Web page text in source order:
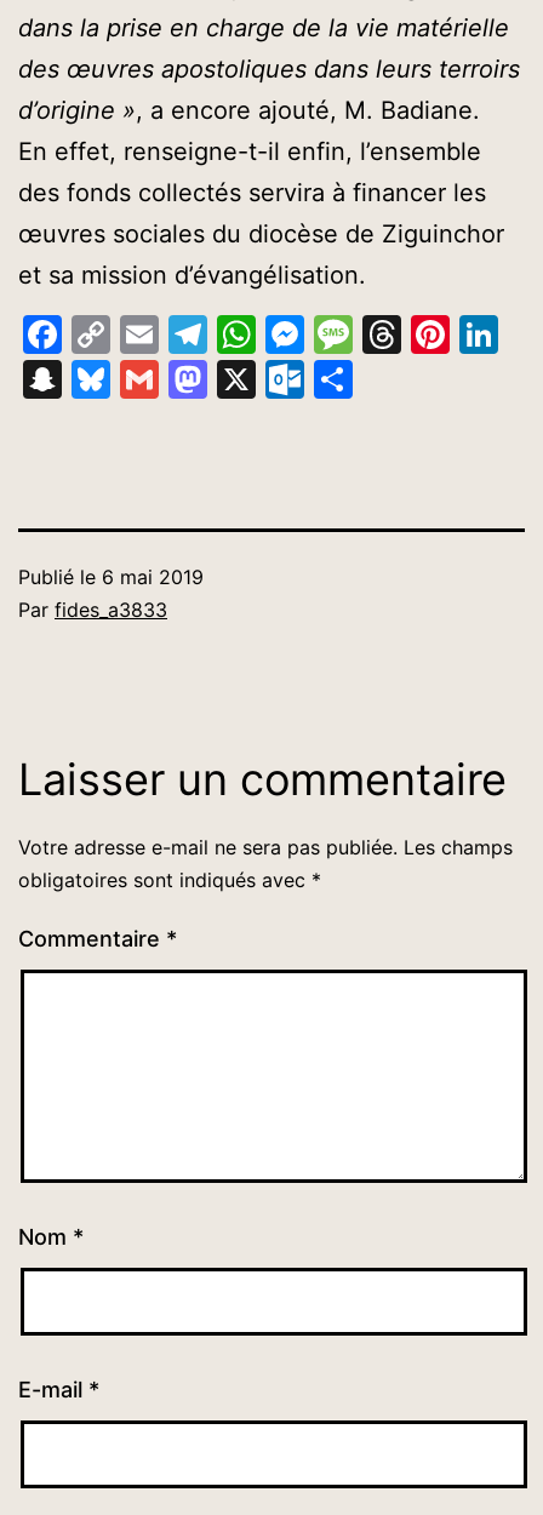
dans la prise en charge de la vie matérielle
des œuvres apostoliques dans leurs terroirs
d’origine », a encore ajouté, M. Badiane.
En effet, renseigne-t-il enfin, l’ensemble
des fonds collectés servira à financer les
œuvres sociales du diocèse de Ziguinchor
et sa mission d’évangélisation.
Facebook
Copy
Link
EmailTelegram
WhatsApp
Messenger
Message
Snapchat
Bluesky
GmailMastodon
X Outlook.com
Publié le 6 mai 2019
Par fides_a3833
Laisser un commentaire
Votre adresse e-mail ne sera pas publiée. Les champs
obligatoires sont indiqués avec *
Commentaire *
Nom *
E-mail *